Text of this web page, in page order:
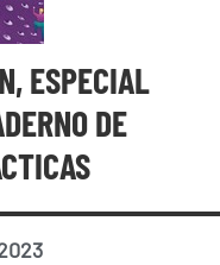
ESPECIAL
DE